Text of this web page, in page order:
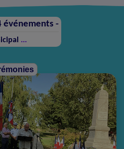
événements -
...